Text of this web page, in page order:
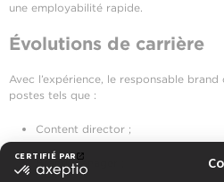
une employabilité rapide.
Évolutions de carrière
Avec l’expérience, le responsable
postes tels que :
Content director ;
Brand manager ;